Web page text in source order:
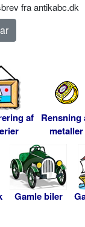
fra antikabc.dk
af Rensning
metaller
Gamle biler